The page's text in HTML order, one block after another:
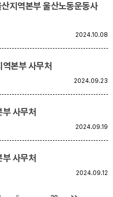
지역본부 울산노동운동사
2024.10.08
본부 사무처
2024.09.23
사무처
2024.09.19
사무처
2024.09.12